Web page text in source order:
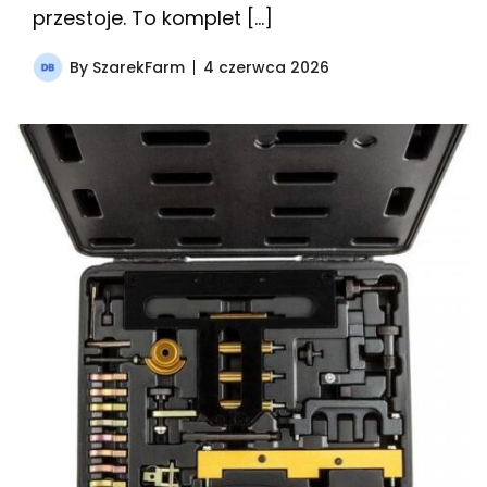
przestoje. To komplet […]
By SzarekFarm 4 czerwca 2026